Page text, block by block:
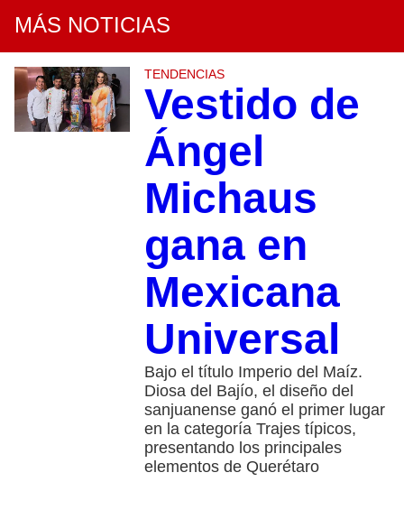
MÁS NOTICIAS
TENDENCIAS
Vestido de
Ángel
Michaus
gana en
Mexicana
Universal
Bajo el título Imperio del Maíz.
Diosa del Bajío, el diseño del
sanjuanense ganó el primer lugar
en la categoría Trajes típicos,
presentando los principales
elementos de Querétaro